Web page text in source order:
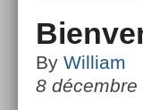
By William
8 décembre